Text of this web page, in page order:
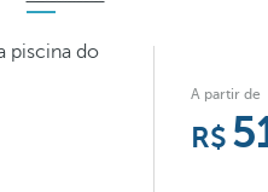
piscina do
A partir de